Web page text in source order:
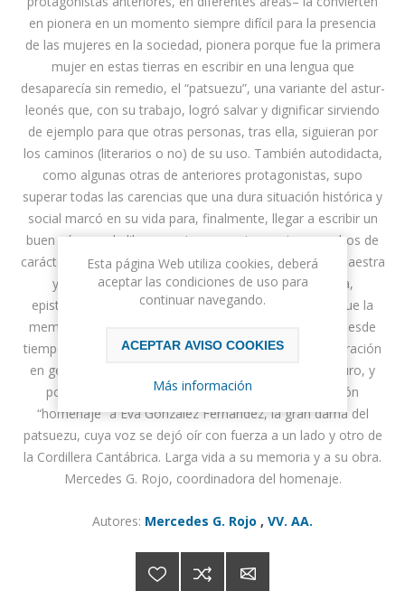
en pionera en un momento siempre difícil para la presencia
de las mujeres en la sociedad, pionera porque fue la primera
mujer en estas tierras en escribir en una lengua que
desaparecía sin remedio, el “patsuezu”, una variante del astur-
leonés que, con su trabajo, logró salvar y dignificar sirviendo
de ejemplo para que otras personas, tras ella, siguieran por
los caminos (literarios o no) de su uso. También autodidacta,
como algunas otras de anteriores protagonistas, supo
superar todas las carencias que una dura situación histórica y
social marcó en su vida para, finalmente, llegar a escribir un
buen número de libros y estar presente en otros muchos de
carácter colectivo. Y, de alguna forma, convertirse en maestra
y referencia. Nos regaló su obra, narrativa, poética,
epistolar..., y también de recuperación etnográfica, y fue la
memoria de una larga y hermosa tradición oral que –desde
tiempos inmemoriales– venía transmitiéndose de generación
en generación. Su voz fue memoria y también fue futuro, y
por eso queremos honrar con esta nueva publicación
“homenaje” a Eva González Fernández, la gran dama del
patsuezu, cuya voz se dejó oír con fuerza a un lado y otro de
la Cordillera Cantábrica. Larga vida a su memoria y a su obra.
Mercedes G. Rojo, coordinadora del homenaje.
Autores: Mercedes G. Rojo , VV. AA.
Esta página Web utiliza cookies, deberá
aceptar las condiciones de uso para
continuar navegando.
ACEPTAR AVISO COOKIES
Más información